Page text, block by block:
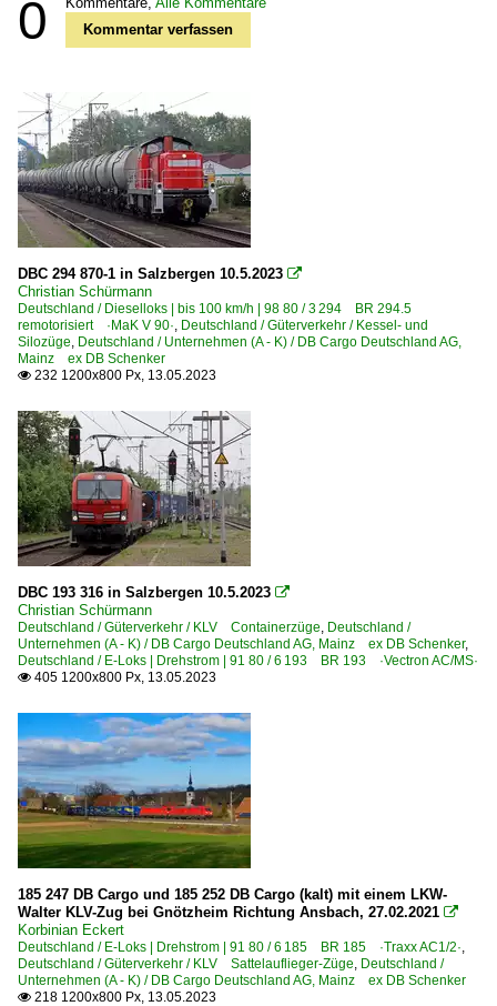
0
Kommentar verfassen
DBC 294 870-1 in Salzbergen 10.5.2023 
Christian Schürmann
Deutschland / Dieselloks | bis 100 km/h | 98 80 / 3 294 BR 294.5
remotorisiert ·MaK V 90·, Deutschland / Güterverkehr / Kessel- und
Silozüge, Deutschland / Unternehmen (A - K) / DB Cargo Deutschland AG,
Mainz ex DB Schenker
 232 1200x800 Px, 13.05.2023
DBC 193 316 in Salzbergen 10.5.2023 
Christian Schürmann
Deutschland / Güterverkehr / KLV Containerzüge, Deutschland /
Unternehmen (A - K) / DB Cargo Deutschland AG, Mainz ex DB Schenker,
Deutschland / E-Loks | Drehstrom | 91 80 / 6 193 BR 193 ·Vectron AC/MS·
 405 1200x800 Px, 13.05.2023
185 247 DB Cargo und 185 252 DB Cargo (kalt) mit einem LKW-
Walter KLV-Zug bei Gnötzheim Richtung Ansbach, 27.02.2021 
Korbinian Eckert
Deutschland / E-Loks | Drehstrom | 91 80 / 6 185 BR 185 ·Traxx AC1/2·,
Deutschland / Güterverkehr / KLV Sattelauflieger-Züge, Deutschland /
Unternehmen (A - K) / DB Cargo Deutschland AG, Mainz ex DB Schenker
 218 1200x800 Px, 13.05.2023